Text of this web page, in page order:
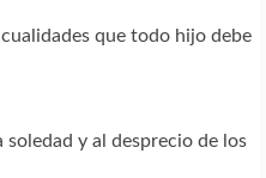
que todo hijo debe
soledad y al desprecio de los